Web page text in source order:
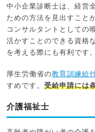
中小企業診断士は、経営
ための方法を見出すこと
コンサルタントとしての
活かすことのできる資格
を考える際にも有利です。
厚生労働省の教育訓練給
すめです。受給申請には
介護福祉士